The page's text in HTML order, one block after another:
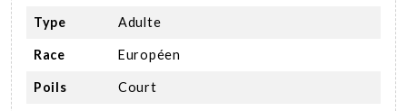
Type Adulte
Race Européen
Poils Court